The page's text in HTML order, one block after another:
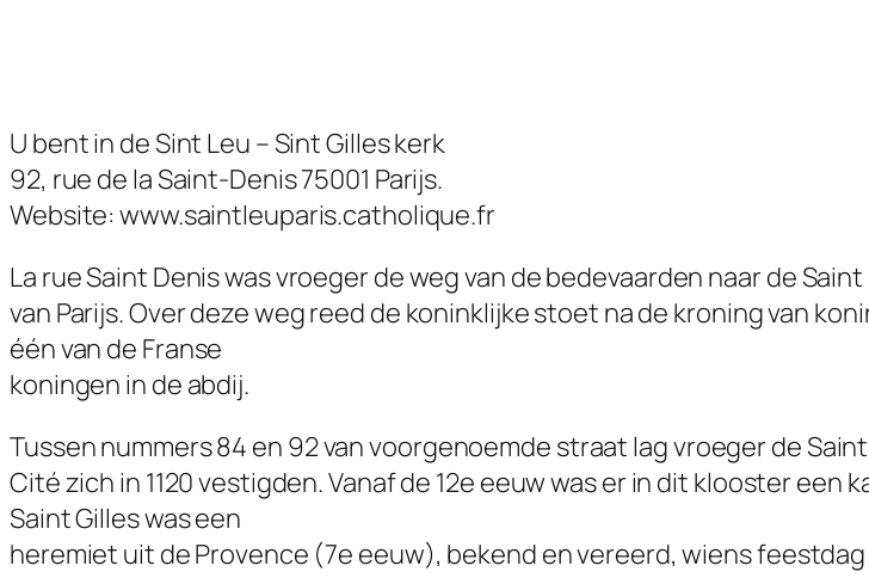
U bent in de Sint Leu – Sint Gilles kerk
92, rue de la Saint-Denis 75001 Parijs.
Website: www.saintleuparis.catholique.fr
La rue Saint Denis was vroeger de weg van de bedevaarden naar de
van Parijs. Over deze weg reed de koninklijke stoet na de kroning van
één van de Franse
koningen in de abdij.
Tussen nummers 84 en 92 van voorgenoemde straat lag vroeger de
Cité zich in 1120 vestigden. Vanaf de 12e eeuw was er in dit klooster
Saint Gilles was een
heremiet uit de Provence (7e eeuw), bekend en vereerd, wiens feestdag